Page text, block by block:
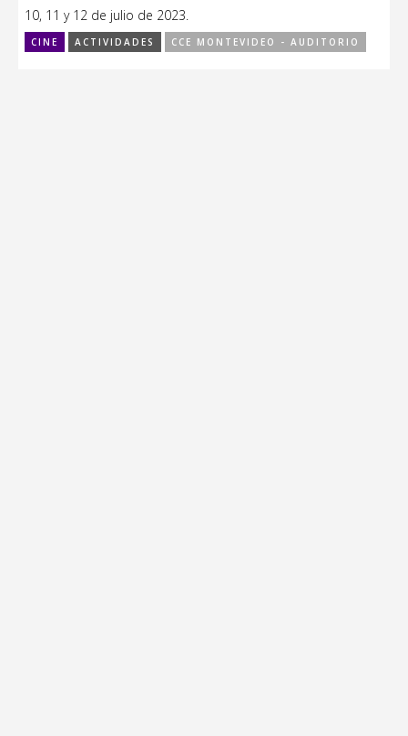
10, 11 y 12 de julio de 2023.
CINE ACTIVIDADES CCE MONTEVIDEO - AUDITORIO